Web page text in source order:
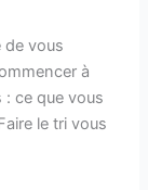
de vous
à
ce que vous
le tri vous